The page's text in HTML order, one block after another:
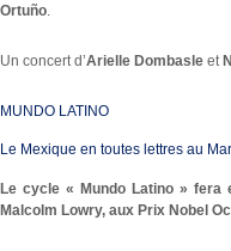
Ortuño
Un concert d’Arielle Dombasle et
MUNDO LATINO
Le Mexique en toutes lettres au
Le cycle « Mundo Latino » fera
Malcolm Lowry, aux Prix Nobel